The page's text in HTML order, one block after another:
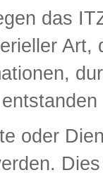
das
oder